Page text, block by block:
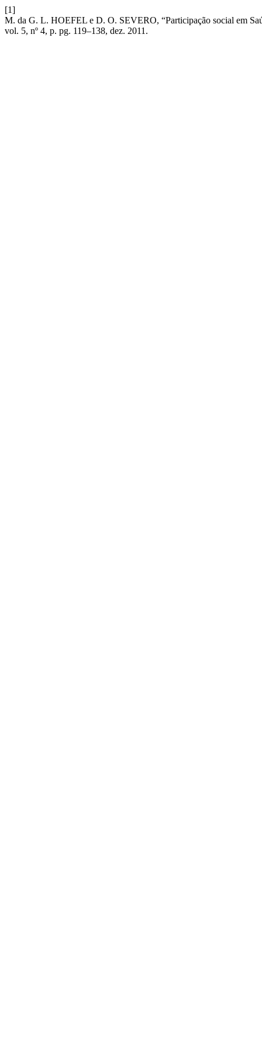
[1]
M. da G. L. HOEFEL e D. O. SEVERO, “Participação social em
vol. 5, nº 4, p. pg. 119–138, dez. 2011.